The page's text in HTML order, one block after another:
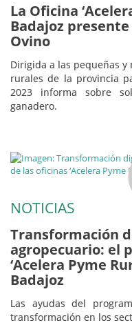
La Oficina
Badajoz presente
Ovino
Dirigida a las pequeñas
rurales de la provincia
2023 informa sobre
ganadero.
NOTICIAS
Transformación
agropecuario: el
‘Acelera Pyme
Badajoz
Las ayudas del
transformación en los